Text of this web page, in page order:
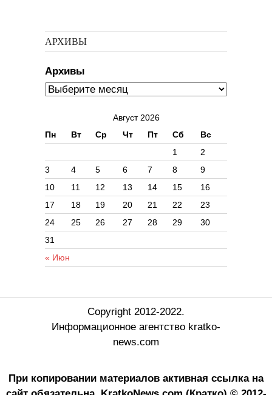
АРХИВЫ
Архивы
Август 2026
Пн
Вт Ср Чт Пт Сб Вс
« Июн
1
2
3
4 5 6 7 8
9
10
11 12 13 14 15
16
17
18 19 20 21 22
23
24
25 26 27 28 29
30
31
Copyright 2012-2022.
Информационное агентство kratko-
news.com
При копировании материалов активная ссылка на